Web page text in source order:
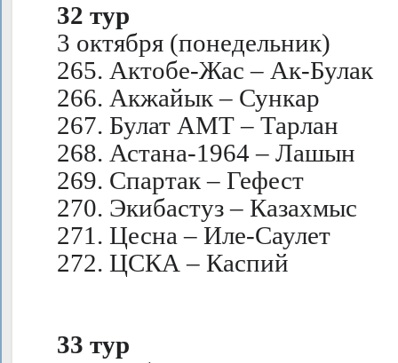
32 тур
3 октября (понедельник)
265. Актобе-Жас – Ак-Булак
266. Акжайык – Сункар
267. Булат АМТ – Тарлан
268. Астана-1964 – Лашын
269. Спартак – Гефест
270. Экибастуз – Казахмыс
271. Цесна – Иле-Саулет
272. ЦСКА – Каспий
33 тур